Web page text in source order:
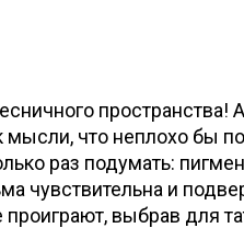
пространства!
мысли, что неплохо бы
раз подумать:
чувствительна и
выбрав для